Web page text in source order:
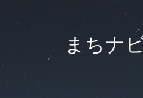
まちナ